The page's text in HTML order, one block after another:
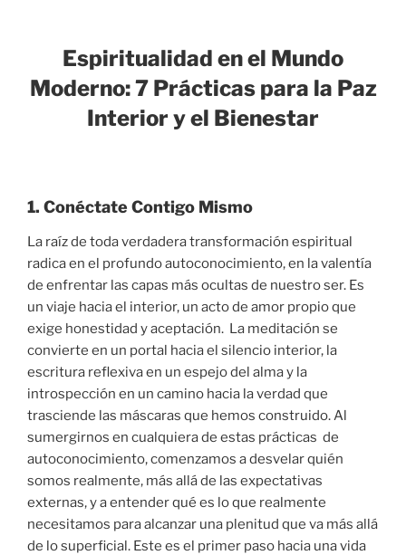
Espiritualidad en el Mundo
Moderno: 7 Prácticas para la Paz
Interior y el Bienestar
1. Conéctate Contigo Mismo
La raíz de toda verdadera transformación espiritual
radica en el profundo autoconocimiento, en la valentía
de enfrentar las capas más ocultas de nuestro ser. Es
un viaje hacia el interior, un acto de amor propio que
exige honestidad y aceptación. La meditación se
convierte en un portal hacia el silencio interior, la
escritura reflexiva en un espejo del alma y la
introspección en un camino hacia la verdad que
trasciende las máscaras que hemos construido. Al
sumergirnos en cualquiera de estas prácticas de
autoconocimiento, comenzamos a desvelar quién
somos realmente, más allá de las expectativas
externas, y a entender qué es lo que realmente
necesitamos para alcanzar una plenitud que va más allá
de lo superficial. Este es el primer paso hacia una vida